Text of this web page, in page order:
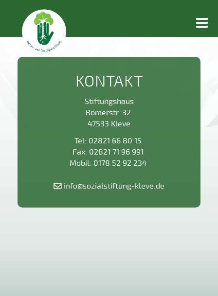
KONTAKT
Stiftungshaus
Römerstr. 32
47533 Kleve
Tel: 02821 66 80 15
Fax: 02821 71 96 991
Mobil: 0178 52 92 234
info@sozialstiftung-kleve.de